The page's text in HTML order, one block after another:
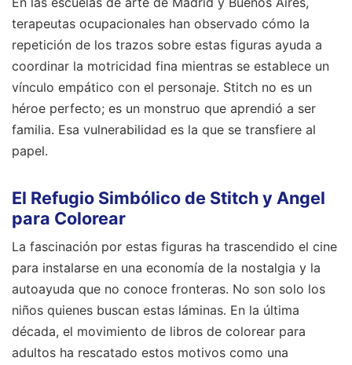
terapeutas ocupacionales han observado cómo la
repetición de los trazos sobre estas figuras ayuda a
coordinar la motricidad fina mientras se establece un
vínculo empático con el personaje. Stitch no es un
héroe perfecto; es un monstruo que aprendió a ser
familia. Esa vulnerabilidad es la que se transfiere al
papel.
El Refugio Simbólico de Stitch y Angel
para Colorear
La fascinación por estas figuras ha trascendido el cine
para instalarse en una economía de la nostalgia y la
autoayuda que no conoce fronteras. No son solo los
niños quienes buscan estas láminas. En la última
década, el movimiento de libros de colorear para
adultos ha rescatado estos motivos como una